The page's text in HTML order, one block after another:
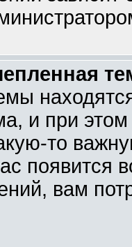
и при
то
появится
вам